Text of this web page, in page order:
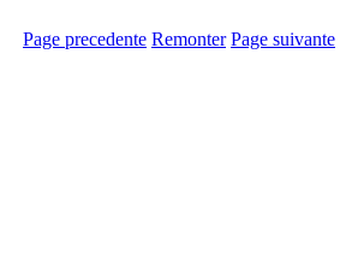
Page precedente Remonter Page suivante